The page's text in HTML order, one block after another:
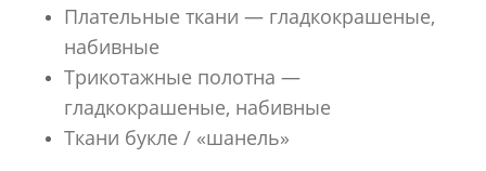
Плательные ткани — гладкокрашеные,
набивные
Трикотажные полотна —
гладкокрашеные, набивные
Ткани букле / «шанель»